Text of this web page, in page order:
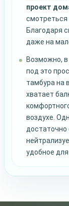
проект
смотреться
Благодаря
даже на
Возможно,
под это
тамбура на
хватает
воздухе.
достаточно
удобное